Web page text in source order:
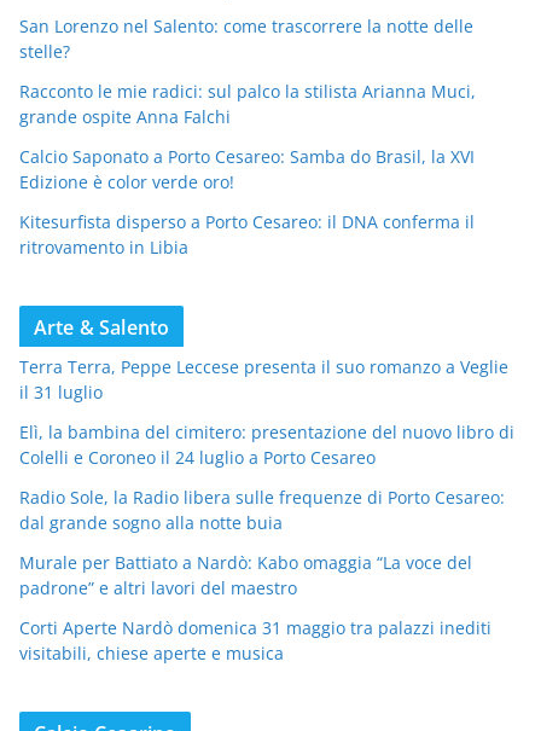
San Lorenzo nel Salento: come trascorrere la notte delle
stelle?
Racconto le mie radici: sul palco la stilista Arianna Muci,
grande ospite Anna Falchi
Calcio Saponato a Porto Cesareo: Samba do Brasil, la XVI
Edizione è color verde oro!
Kitesurfista disperso a Porto Cesareo: il DNA conferma il
ritrovamento in Libia
Arte & Salento
Terra Terra, Peppe Leccese presenta il suo romanzo a Veglie
il 31 luglio
Elì, la bambina del cimitero: presentazione del nuovo libro di
Colelli e Coroneo il 24 luglio a Porto Cesareo
Radio Sole, la Radio libera sulle frequenze di Porto Cesareo:
dal grande sogno alla notte buia
Murale per Battiato a Nardò: Kabo omaggia “La voce del
padrone” e altri lavori del maestro
Corti Aperte Nardò domenica 31 maggio tra palazzi inediti
visitabili, chiese aperte e musica